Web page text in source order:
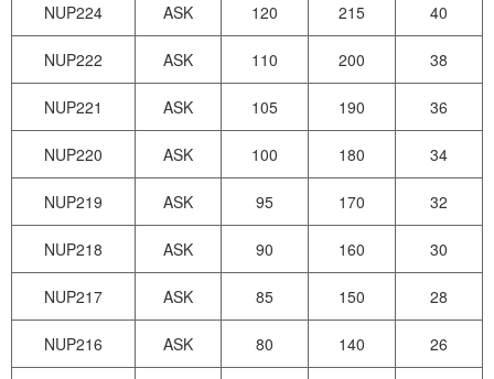
NUP224 ASK 120 215 40
NUP222 ASK 110 200 38
NUP221 ASK 105 190 36
NUP220 ASK 100 180 34
NUP219 ASK 95 170 32
NUP218 ASK 90 160 30
NUP217 ASK 85 150 28
NUP216 ASK 80 140 26